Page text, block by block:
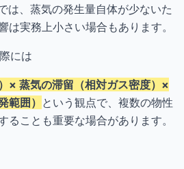
は、蒸気の発生量自体が少ないた
は実務上小さい場合もあります。
には
× 蒸気の滞留（相対ガス密度）×
範囲） という観点で、複数の物性
ることも重要な場合があります。